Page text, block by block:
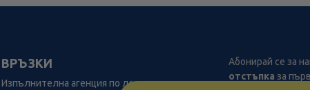
ВРЪЗКИ
Изпълнителна агенция по лекарствата
Абонирай се за
отстъпка за